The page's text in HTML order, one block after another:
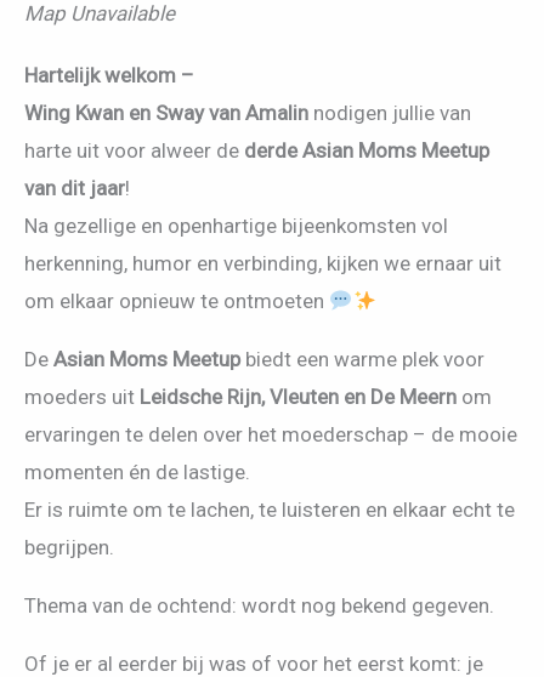
Map Unavailable
Hartelijk welkom –
Wing Kwan en Sway van Amalin nodigen jullie van
harte uit voor alweer de derde Asian Moms Meetup
van dit jaar!
Na gezellige en openhartige bijeenkomsten vol
herkenning, humor en verbinding, kijken we ernaar uit
om elkaar opnieuw te ontmoeten
De Asian Moms Meetup biedt een warme plek voor
moeders uit Leidsche Rijn, Vleuten en De Meern om
ervaringen te delen over het moederschap – de mooie
momenten én de lastige.
Er is ruimte om te lachen, te luisteren en elkaar echt te
begrijpen.
Thema van de ochtend: wordt nog bekend gegeven.
Of je er al eerder bij was of voor het eerst komt: je